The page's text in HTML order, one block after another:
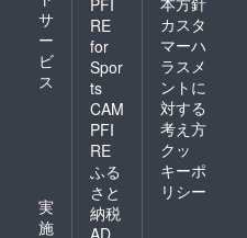
サ
ー
ビ
ス
実
施
RE
for
Spor
ts
CAM
PFI
RE
ふる
さと
納税
AD
カスタ
マーハ
ラスメ
ントに
対する
考え方
クッ
キーポ
リシー